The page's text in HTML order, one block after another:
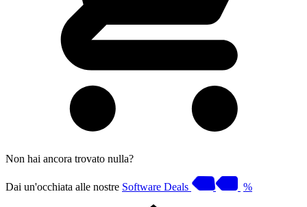
Non hai ancora trovato nulla?
Dai un'occhiata alle nostre Software Deals %